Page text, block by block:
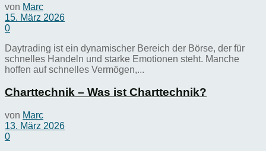
von Marc
15. März 2026
0
Daytrading ist ein dynamischer Bereich der Börse, der für
schnelles Handeln und starke Emotionen steht. Manche
hoffen auf schnelles Vermögen,...
Charttechnik – Was ist Charttechnik?
von Marc
13. März 2026
0